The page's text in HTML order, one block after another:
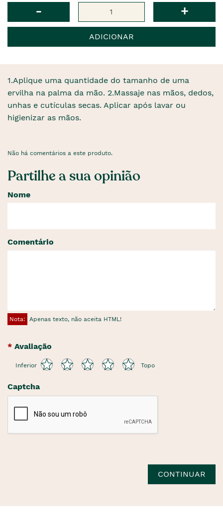
- +
ADICIONAR
1.Aplique uma quantidade do tamanho de uma
ervilha na palma da mão. 2.Massaje nas mãos, dedos,
unhas e cutículas secas. Aplicar após lavar ou
higienizar as mãos.
Não há comentários a este produto.
Partilhe a sua opinião
Nome
Comentário
Nota: Apenas texto, não aceita HTML!
Avaliação
Inferior Topo
Captcha
CONTINUAR